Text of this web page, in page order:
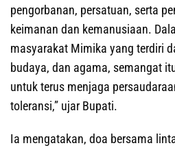
pengorbanan, persatuan, serta
keimanan dan kemanusiaan.
masyarakat Mimika yang terdiri
budaya, dan agama, semangat
untuk terus menjaga
toleransi,” ujar Bupati.
Ia mengatakan, doa bersama